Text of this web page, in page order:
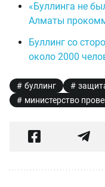
«Буллинга не
Алматы
Буллинг со
около 2000
буллинг
министерство